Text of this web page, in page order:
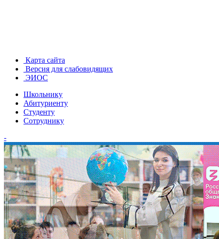
Карта сайта
Версия для слабовидящих
ЭИОС
Школьнику
Абитуриенту
Студенту
Сотруднику
-